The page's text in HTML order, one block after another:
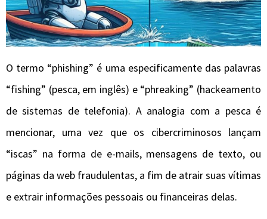
O termo “phishing” é uma especificamente das palavras
“fishing” (pesca, em inglês) e “phreaking” (hackeamento
de sistemas de telefonia). A analogia com a pesca é
mencionar, uma vez que os cibercriminosos lançam
“iscas” na forma de e-mails, mensagens de texto, ou
páginas da web fraudulentas, a fim de atrair suas vítimas
e extrair informações pessoais ou financeiras delas.